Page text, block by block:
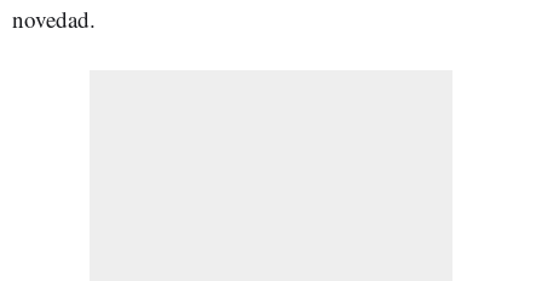
novedad.